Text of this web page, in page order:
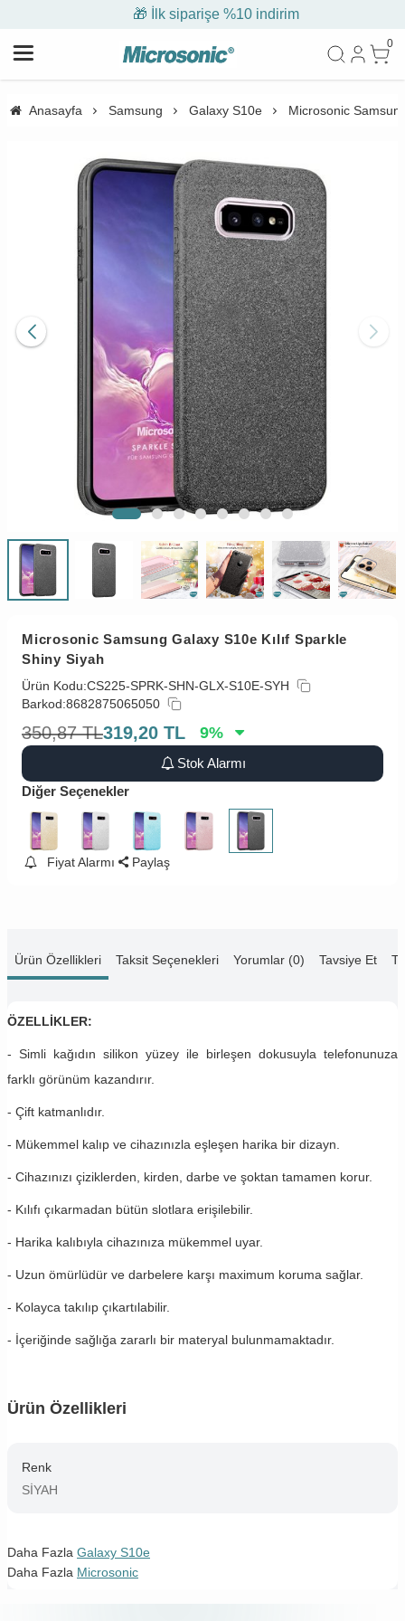
🎁 İlk siparişe %10 indirim
0
Anasayfa Samsung Galaxy S10e Microsonic
Microsonic Samsung Galaxy S10e Kılıf Sparkle
Shiny Siyah
Ürün Kodu:CS225-SPRK-SHN-GLX-S10E-SYH
Barkod:8682875065050
350,87 TL319,20 TL 9%
Stok Alarmı
Diğer Seçenekler
Fiyat Alarmı Paylaş
Ürün Özellikleri Taksit Seçenekleri Yorumlar (0) Tavsiye Et
ÖZELLİKLER:
- Simli kağıdın silikon yüzey ile birleşen dokusuyla telefonunuza
farklı görünüm kazandırır.
- Çift katmanlıdır.
- Mükemmel kalıp ve cihazınızla eşleşen harika bir dizayn.
- Cihazınızı çiziklerden, kirden, darbe ve şoktan tamamen korur.
- Kılıfı çıkarmadan bütün slotlara erişilebilir.
- Harika kalıbıyla cihazınıza mükemmel uyar.
- Uzun ömürlüdür ve darbelere karşı maximum koruma sağlar.
- Kolayca takılıp çıkartılabilir.
- İçeriğinde sağlığa zararlı bir materyal bulunmamaktadır.
Ürün Özellikleri
Renk
SİYAH
Daha Fazla Galaxy S10e
Daha Fazla Microsonic